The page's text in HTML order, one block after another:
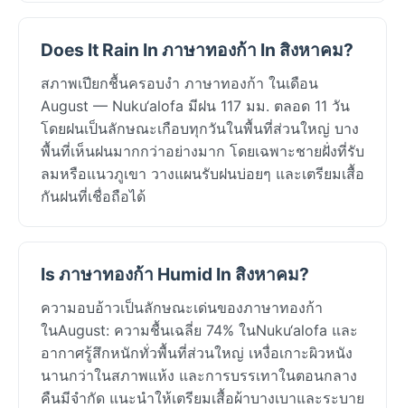
Does It Rain In ภาษาทองก้า In สิงหาคม?
สภาพเปียกชื้นครอบงำ ภาษาทองก้า ในเดือน
August — Nuku‘alofa มีฝน 117 มม. ตลอด 11 วัน
โดยฝนเป็นลักษณะเกือบทุกวันในพื้นที่ส่วนใหญ่ บาง
พื้นที่เห็นฝนมากกว่าอย่างมาก โดยเฉพาะชายฝั่งที่รับ
ลมหรือแนวภูเขา วางแผนรับฝนบ่อยๆ และเตรียมเสื้อ
กันฝนที่เชื่อถือได้
Is ภาษาทองก้า Humid In สิงหาคม?
ความอบอ้าวเป็นลักษณะเด่นของภาษาทองก้า
ในAugust: ความชื้นเฉลี่ย 74% ในNuku‘alofa และ
อากาศรู้สึกหนักทั่วพื้นที่ส่วนใหญ่ เหงื่อเกาะผิวหนัง
นานกว่าในสภาพแห้ง และการบรรเทาในตอนกลาง
คืนมีจำกัด แนะนำให้เตรียมเสื้อผ้าบางเบาและระบาย